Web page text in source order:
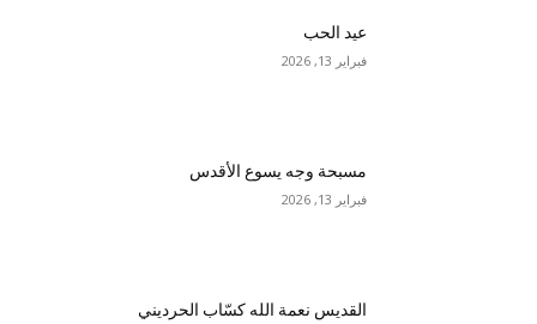
عيد الحب
فبراير 13, 2026
مسبحة وجه يسوع الأقدس
فبراير 13, 2026
القديس نعمة الله كسّاب الحرديني